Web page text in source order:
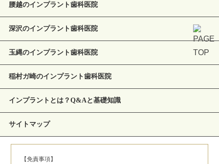
腰越のインプラント歯科医院
深沢のインプラント歯科医院
玉縄のインプラント歯科医院
稲村ガ崎のインプラント歯科医院
インプラントとは？Q&Aと基礎知識
サイトマップ
【免責事項】